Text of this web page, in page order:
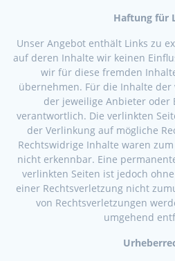
Haftung für
Unser Angebot enthält Links zu
auf deren Inhalte wir keinen
wir für diese fremden
übernehmen. Für die Inhalte
der jeweilige Anbieter oder
verantwortlich. Die verlinkten
der Verlinkung auf mögliche
Rechtswidrige Inhalte waren
nicht erkennbar. Eine
verlinkten Seiten ist jedoch
einer Rechtsverletzung nicht
von Rechtsverletzungen
umgehend